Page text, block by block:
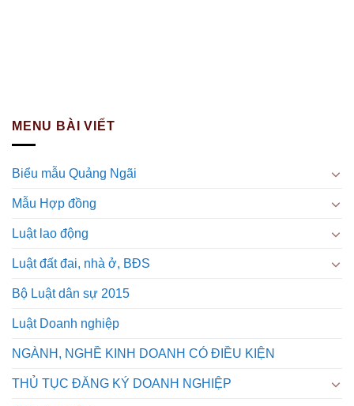
MENU BÀI VIẾT
Biểu mẫu Quảng Ngãi
Mẫu Hợp đồng
Luật lao động
Luật đất đai, nhà ở, BĐS
Bộ Luật dân sự 2015
Luật Doanh nghiệp
NGÀNH, NGHỀ KINH DOANH CÓ ĐIỀU KIỆN
THỦ TỤC ĐĂNG KÝ DOANH NGHIỆP